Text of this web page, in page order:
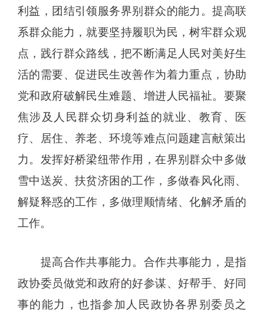
利益，团结引领服务界别群众的能力。提高联
系群众能力，就要坚持履职为民，树牢群众观
点，践行群众路线，把不断满足人民对美好生
活的需要、促进民生改善作为着力重点，协助
党和政府破解民生难题、增进人民福祉。要聚
焦涉及人民群众切身利益的就业、教育、医
疗、居住、养老、环境等难点问题建言献策出
力。发挥好桥梁纽带作用，在界别群众中多做
雪中送炭、扶贫济困的工作，多做春风化雨、
解疑释惑的工作，多做理顺情绪、化解矛盾的
工作。
提高合作共事能力。合作共事能力，是指
政协委员做党和政府的好参谋、好帮手、好同
事的能力，也指参加人民政协各界别委员之